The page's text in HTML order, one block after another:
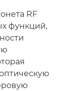
RF
функций,